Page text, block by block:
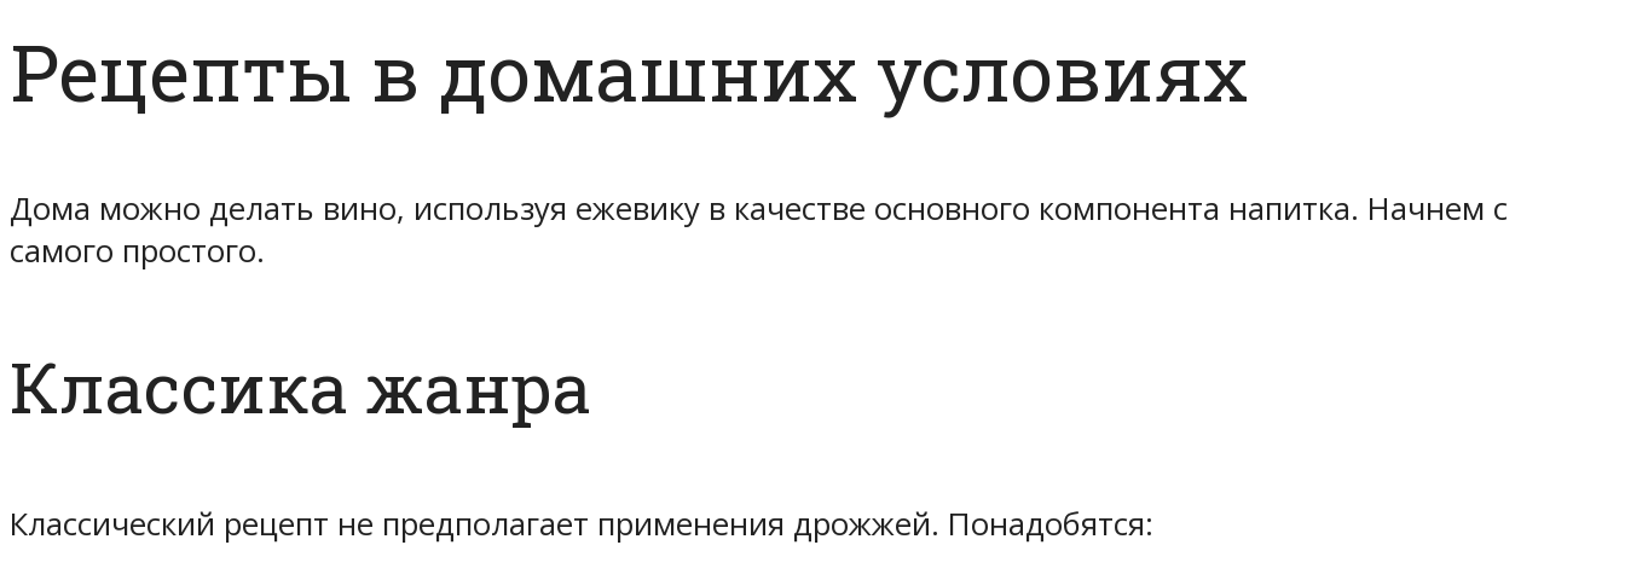
Рецепты в домашних условиях
Дома можно делать вино, используя ежевику в качестве основного компонента напитка. Начнем с
самого простого.
Классика жанра
Классический рецепт не предполагает применения дрожжей. Понадобятся: